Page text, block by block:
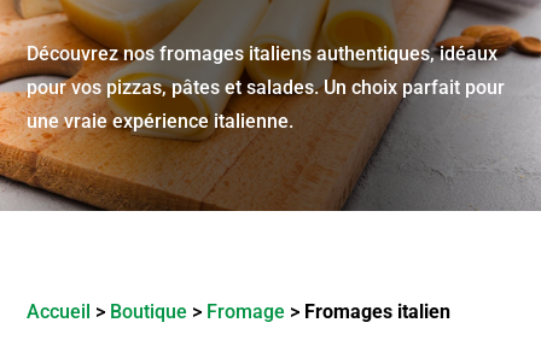
Découvrez nos fromages italiens authentiques, idéaux
pour vos pizzas, pâtes et salades. Un choix parfait pour
une vraie expérience italienne.
Accueil > Boutique > Fromage > Fromages italien